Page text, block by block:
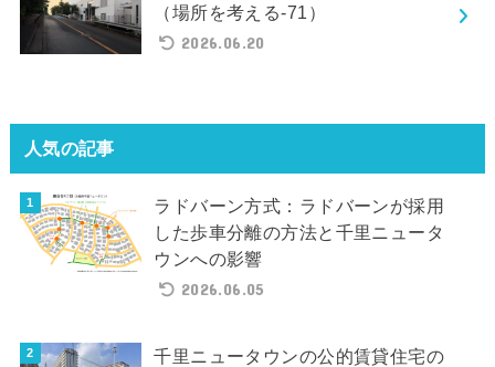
（場所を考える-71）
2026.06.20
人気の記事
ラドバーン方式：ラドバーンが採用
した歩車分離の方法と千里ニュータ
ウンへの影響
2026.06.05
千里ニュータウンの公的賃貸住宅の